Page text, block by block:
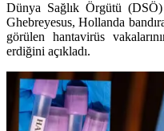
Dünya Sağlık Örgütü
Ghebreyesus, Hollanda
görülen hantavirüs
erdiğini açıkladı.